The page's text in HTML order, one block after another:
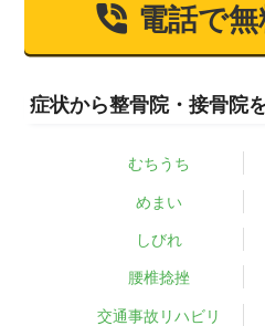
電話で
症状から整骨院・接骨院
むちうち
めまい
しびれ
腰椎捻挫
交通事故リハビリ